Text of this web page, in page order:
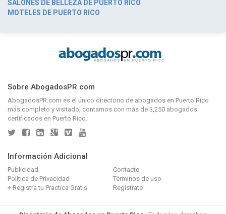
SALONES DE BELLEZA DE PUERTO RICO
MOTELES DE PUERTO RICO
Sobre AbogadosPR.com
AbogadosPR.com es el único directorio de abogados en Puerto Rico
más completo y visitado, contamos con más de 3,250 abogados
certificados en Puerto Rico.
Información Adicional
Publicidad
Contacto
Política de Privacidad
Términos de uso
+ Registra tu Practica Gratis
Regístrate